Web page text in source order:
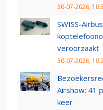
30-07-2026,
SWISS-
veroorzaakt
30-07-2026,
Airshow: 41
keer